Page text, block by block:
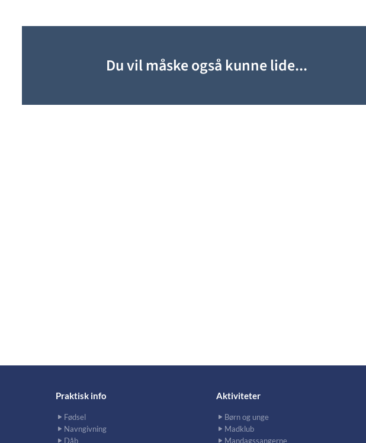
Du vil måske også kunne lide...
Praktisk info
Fødsel
Navngivning
Dåb
Aktiviteter
Børn og unge
Madklub
Mandagssangerne